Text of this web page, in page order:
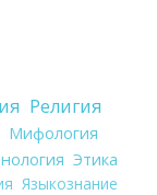
Религия
Мифология
Этика
Языкознание